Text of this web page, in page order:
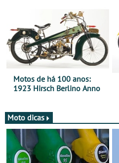
Motos de há 100 anos:
1923 Hirsch Berlino Anno
Moto dicas